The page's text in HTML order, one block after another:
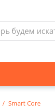
Smart Core